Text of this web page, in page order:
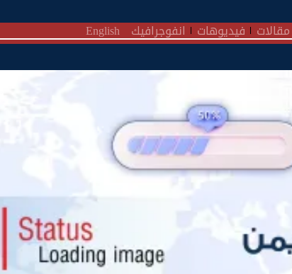
مقالات فيديوهات انفوجرافيك English